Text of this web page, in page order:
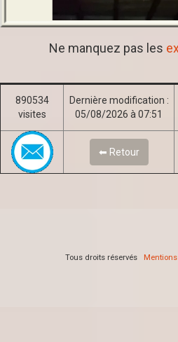
Ne manquez pas les
890534
visites
Dernière modification :
05/08/2026 à 07:51
⬅ Retour
Tous droits réservés